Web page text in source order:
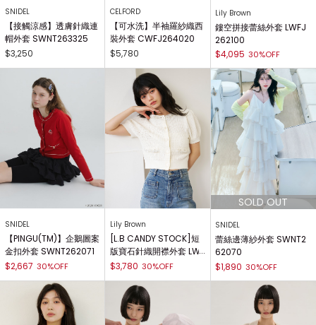
SNIDEL
【接觸涼感】透膚針織連
帽外套 SWNT263325
$3,250
CELFORD
【可水洗】半袖羅紗織西
裝外套 CWFJ264020
$5,780
Lily Brown
鏤空拼接蕾絲外套 LWFJ
262100
$4,095 30%OFF
SNIDEL
【PINGU(TM)】企鵝圖案
金扣外套 SWNT262071
$2,667 30%OFF
Lily Brown
[L.B CANDY STOCK]短
版寶石針織開襟外套 LW
ND262846
$3,780 30%OFF
SNIDEL
蕾絲邊薄紗外套 SWNT2
62070
$1,890 30%OFF